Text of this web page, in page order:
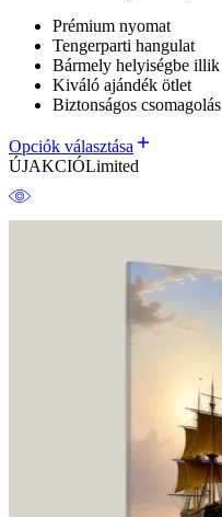
Prémium nyomat
Tengerparti hangulat
Bármely helyiségbe illik
Kiváló ajándék ötlet
Biztonságos csomagolás
Opciók választása
ÚJAKCIÓLimited